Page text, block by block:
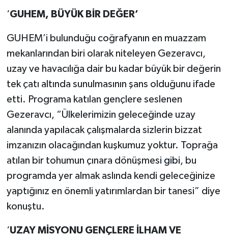
‘GUHEM, BÜYÜK BİR DEĞER’
GUHEM’i bulunduğu coğrafyanın en muazzam
mekanlarından biri olarak niteleyen Gezeravcı,
uzay ve havacılığa dair bu kadar büyük bir değerin
tek çatı altında sunulmasının şans olduğunu ifade
etti. Programa katılan gençlere seslenen
Gezeravcı, “Ülkelerimizin geleceğinde uzay
alanında yapılacak çalışmalarda sizlerin bizzat
imzanızın olacağından kuşkumuz yoktur. Toprağa
atılan bir tohumun çınara dönüşmesi gibi, bu
programda yer almak aslında kendi geleceğinize
yaptığınız en önemli yatırımlardan bir tanesi” diye
konuştu.
‘UZAY MİSYONU GENÇLERE İLHAM VE